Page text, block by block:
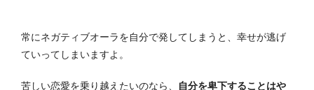
常にネガティブオーラを自分で発してしまうと、幸せが逃げ
ていってしまいますよ。
苦しい恋愛を乗り越えたいのなら、
自分を卑下することはや